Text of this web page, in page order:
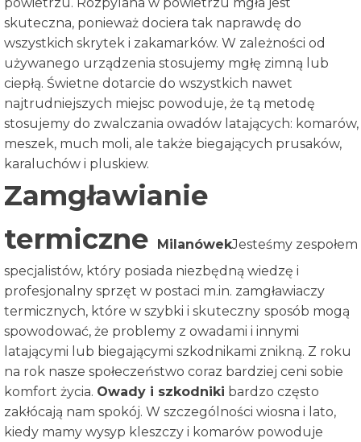
powietrzu. Rozpylana w powietrzu mgła jest
skuteczna, ponieważ dociera tak naprawdę do
wszystkich skrytek i zakamarków. W zależności od
używanego urządzenia stosujemy mgłę zimną lub
ciepłą. Świetne dotarcie do wszystkich nawet
najtrudniejszych miejsc powoduje, że tą metodę
stosujemy do zwalczania owadów latających: komarów,
meszek, much moli, ale także biegających prusaków,
karaluchów i pluskiew.
Zamgławianie
termiczne
MilanówekJesteśmy zespołem
specjalistów, który posiada niezbędną wiedzę i
profesjonalny sprzęt w postaci m.in. zamgławiaczy
termicznych, które w szybki i skuteczny sposób mogą
spowodować, że problemy z owadami i innymi
latającymi lub biegającymi szkodnikami znikną. Z roku
na rok nasze społeczeństwo coraz bardziej ceni sobie
komfort życia. Owady i szkodniki bardzo często
zakłócają nam spokój. W szczególności wiosna i lato,
kiedy mamy wysyp kleszczy i komarów powoduje